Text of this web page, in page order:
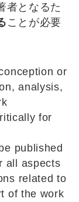
者となるた
ことが必要
or
analysis,
for
published
all aspects
related to
of the work